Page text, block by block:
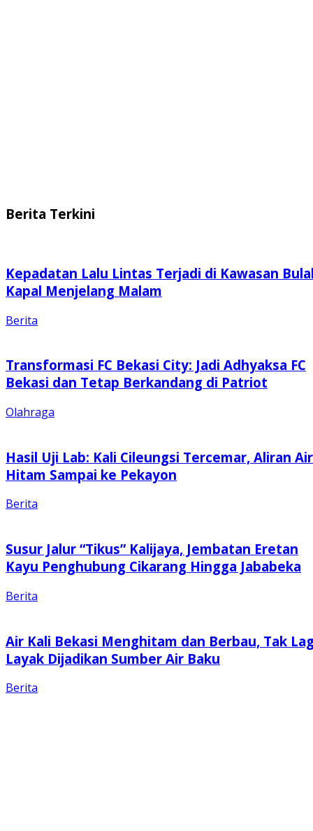
Berita Terkini
Kepadatan Lalu Lintas Terjadi di Kawasan
Kapal Menjelang Malam
Berita
Transformasi FC Bekasi City: Jadi Adhyaksa FC
Bekasi dan Tetap Berkandang di Patriot
Olahraga
Hasil Uji Lab: Kali Cileungsi Tercemar, Aliran Air
Hitam Sampai ke Pekayon
Berita
Susur Jalur “Tikus” Kalijaya, Jembatan Eretan
Kayu Penghubung Cikarang Hingga Jababeka
Berita
Air Kali Bekasi Menghitam dan Berbau, Tak
Layak Dijadikan Sumber Air Baku
Berita